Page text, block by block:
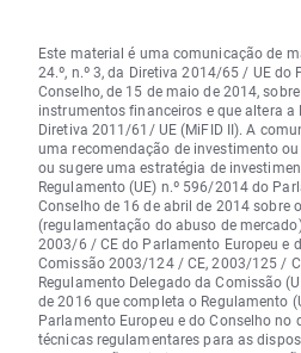
Este material é uma comunicação de
24.º, n.º 3, da Diretiva 2014/65 / UE do
Conselho, de 15 de maio de 2014,
instrumentos financeiros e que altera a
Diretiva 2011/61/ UE (MiFID II). A
uma recomendação de investimento
ou sugere uma estratégia de
Regulamento (UE) n.º 596/2014 do
Conselho de 16 de abril de 2014 sobre
(regulamentação do abuso de
2003/6 / CE do Parlamento Europeu e
Comissão 2003/124 / CE, 2003/125 /
Regulamento Delegado da Comissão
de 2016 que completa o Regulamento
Parlamento Europeu e do Conselho no
técnicas regulamentares para as